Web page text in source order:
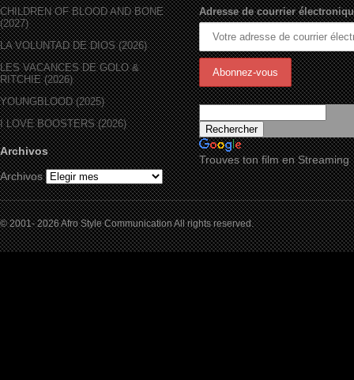
CHILDREN OF BLOOD AND BONE
(2027)
LA VOLUNTAD DE DIOS (2026)
LES VACANCES DE GOLO &
RITCHIE (2026)
YOUNGBLOOD (2025)
I LOVE BOOSTERS (2026)
Archivos
Archivos
Adresse de courrier
Trouves ton film en Streaming
© 2001- 2026 Afro Style Communication All rights reserved.